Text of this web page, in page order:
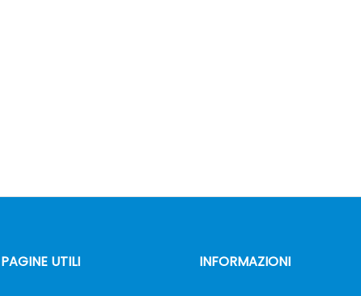
PAGINE UTILI INFORMAZIONI